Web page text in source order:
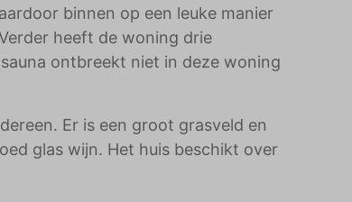
binnen op een leuke manier
heeft de woning drie
ontbreekt niet in deze woning
Er is een groot grasveld en
glas wijn. Het huis beschikt over